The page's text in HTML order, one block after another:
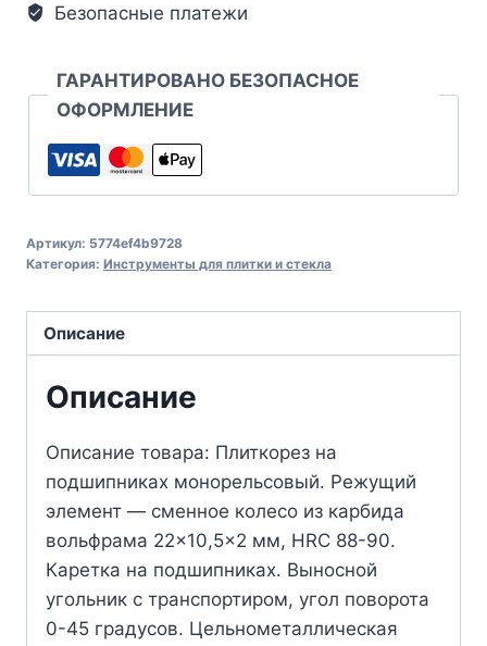
Безопасные платежи
ГАРАНТИРОВАНО БЕЗОПАСНОЕ
ОФОРМЛЕНИЕ
Артикул: 5774ef4b9728
Категория: Инструменты для плитки и стекла
Описание
Описание
Описание товара: Плиткорез на
подшипниках монорельсовый. Режущий
элемент — сменное колесо из карбида
вольфрама 22×10,5×2 мм, HRC 88-90.
Каретка на подшипниках. Выносной
угольник с транспортиром, угол поворота
0-45 градусов. Цельнометаллическая